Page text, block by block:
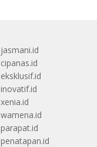
jasmani.id
cipanas.id
eksklusif.id
inovatif.id
xenia.id
wamena.id
parapat.id
penatapan.id